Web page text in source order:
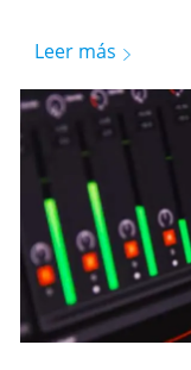
Leer más